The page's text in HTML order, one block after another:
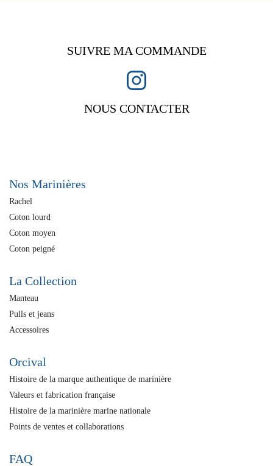
SUIVRE MA COMMANDE
NOUS CONTACTER
Nos Marinières
Rachel
Coton lourd
Coton moyen
Coton peigné
La Collection
Manteau
Pulls et jeans
Accessoires
Orcival
Histoire de la marque authentique de marinière
Valeurs et fabrication française
Histoire de la marinière marine nationale
Points de ventes et collaborations
FAQ